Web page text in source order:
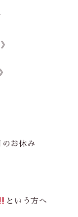
お休み
という方へ